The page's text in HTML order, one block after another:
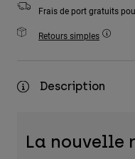
Accessoires
Tous les accessoires
Chapeaux et Casquettes
Frais de port gratuits
Retours simples
Description
La nouvelle